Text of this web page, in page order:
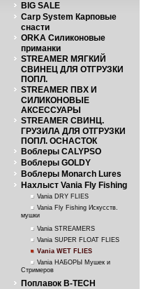
BIG SALE
Carp System Карповые
снасти
ORKA Силиконовые
приманки
STREAMER МЯГКИЙ
СВИНЕЦ ДЛЯ ОТГРУЗКИ
ПОПЛ.
STREAMER ПВХ И
СИЛИКОНОВЫЕ
АКСЕССУАРЫ
STREAMER СВИНЦ.
ГРУЗИЛА ДЛЯ ОТГРУЗКИ
ПОПЛ. ОСНАСТОК
Воблеры CALYPSO
Воблеры GOLDY
Воблеры Monarch Lures
Нахлыст Vania Fly Fishing
Vania DRY FLIES
Vania Fly Fishing Искусств.
мушки
Vania STREAMERS
Vania SUPER FLOAT FLIES
Vania WET FLIES
Vania НАБОРЫ Мушек и
Стримеров
Поплавок B-TECH